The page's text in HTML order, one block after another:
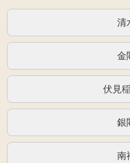
清
金
伏見
銀
南